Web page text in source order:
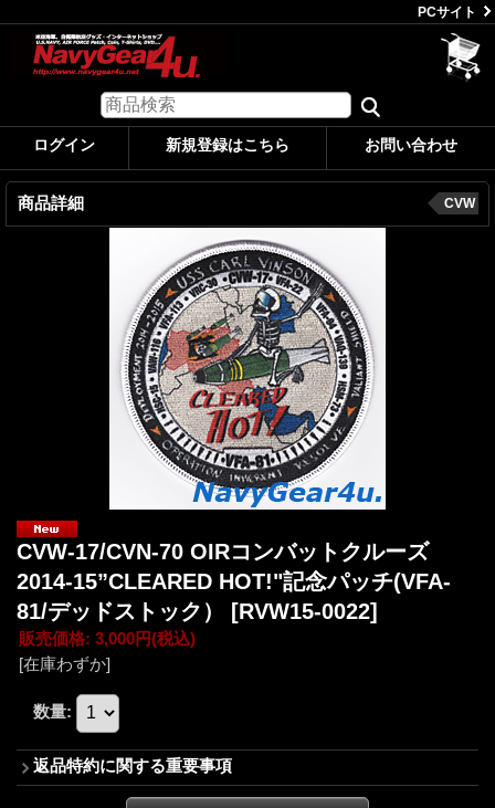
PCサイト
ログイン 新規登録はこちら お問い合わせ
商品詳細 CVW
CVW-17/CVN-70 OIRコンバットクルーズ
2014-15”CLEARED HOT!"記念パッチ(VFA-
81/デッドストック） [RVW15-0022]
販売価格: 3,000円(税込)
[在庫わずか]
数量:
返品特約に関する重要事項